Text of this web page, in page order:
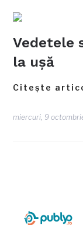
Vedetele
la uşă
Citește
miercuri, 9